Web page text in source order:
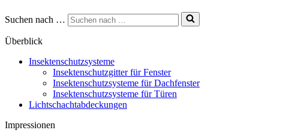
Suchen nach …
Überblick
Insektenschutzsysteme
Insektenschutzgitter für Fenster
Insektenschutzsysteme für Dachfenster
Insektenschutzsysteme für Türen
Lichtschachtabdeckungen
Impressionen